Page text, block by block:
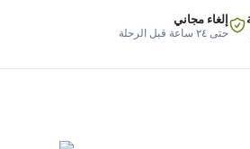
إلغاء مجاني
حتى ٢٤ ساعة قبل الرحلة